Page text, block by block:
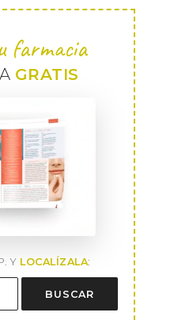
farmacia
GRATIS
Y LOCALÍZALA:
BUSCAR